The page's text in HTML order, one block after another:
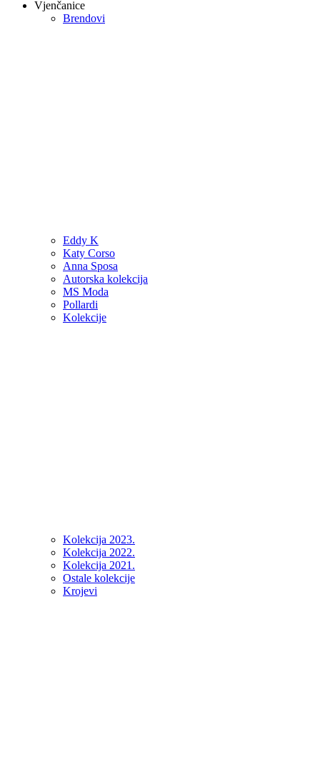
Vjenčanice
Brendovi
Eddy K
Katy Corso
Anna Sposa
Autorska kolekcija
MS Moda
Pollardi
Kolekcije
Kolekcija 2023.
Kolekcija 2022.
Kolekcija 2021.
Ostale kolekcije
Krojevi